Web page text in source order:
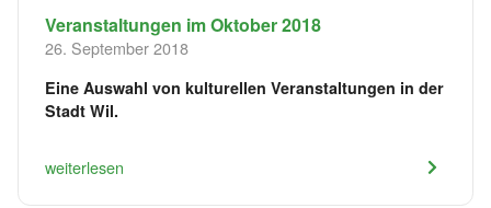
Veranstaltungen im Oktober 2018
26. September 2018
Eine Auswahl von kulturellen Veranstaltungen in der
Stadt Wil.
weiterlesen